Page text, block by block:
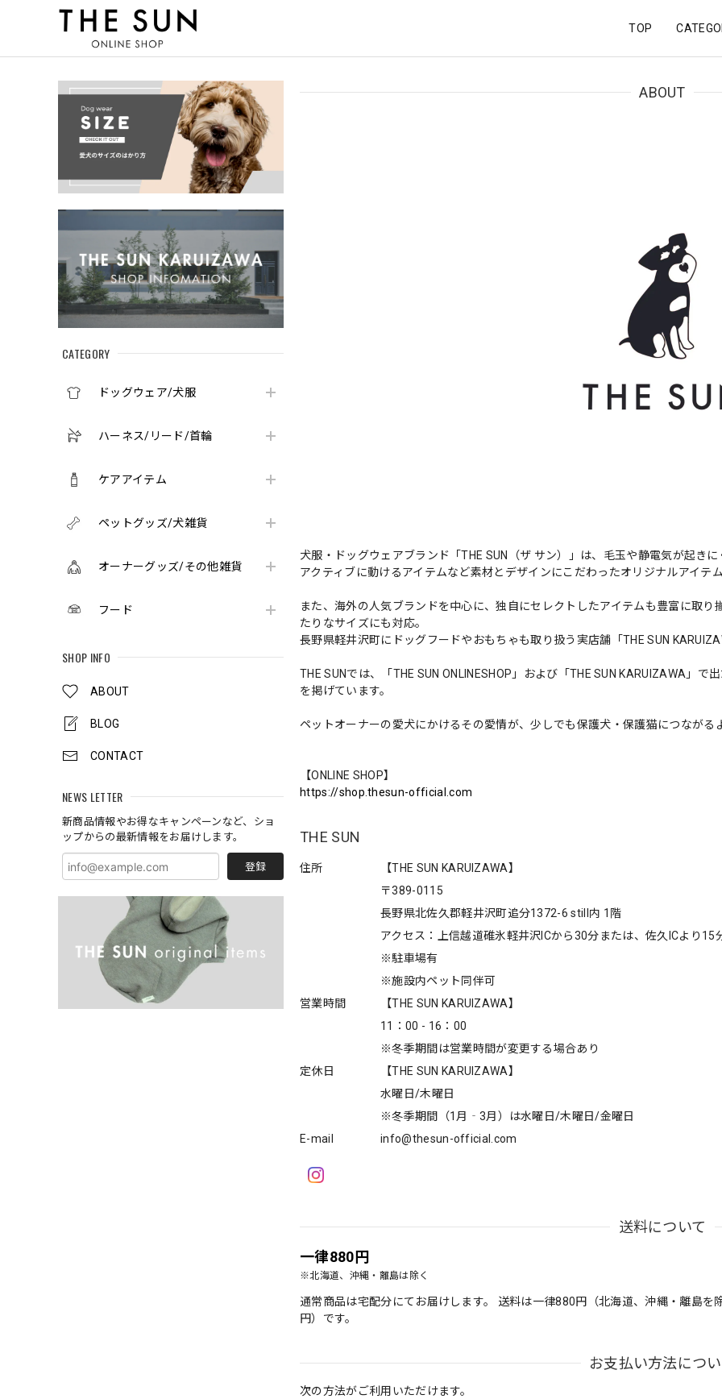
TOP
CATEGORY
ドッグウェア/犬服
ハーネス/リード/首輪
ケアアイテム
ペットグッズ/犬雑貨
オーナーグッズ/その他雑貨
フード
SHOP INFO
ABOUT
BLOG
CONTACT
NEWS LETTER
新商品情報やお得なキャンペーンなど、ショ
ップからの最新情報をお届けします。
登録
ABOUT
犬服・ドッグウェアブランド「THE SUN（ザ サン）」は、毛玉や静電気が起き
アクティブに動けるアイテムなど素材とデザインにこだわったオリジナルアイテ
また、海外の人気ブランドを中心に、独自にセレクトしたアイテムも豊富に取
たりなサイズにも対応。
長野県軽井沢町にドッグフードやおもちゃも取り扱う実店舗「THE SUN
THE SUNでは、「THE SUN ONLINESHOP」および「THE SUN KARUIZAWA」
を掲げています。
ペットオーナーの愛犬にかけるその愛情が、少しでも保護犬・保護猫につながる
【ONLINE SHOP】
https://shop.thesun-official.com
THE SUN
住所
【THE SUN KARUIZAWA】
〒389-0115
長野県北佐久郡軽井沢町追分1372-6 still内 1階
アクセス：上信越道碓氷軽井沢ICから30分または、佐久ICより15
※駐車場有
※施設内ペット同伴可
営業時間
【THE SUN KARUIZAWA】
11：00 - 16：00
※冬季期間は営業時間が変更する場合あり
定休日
【THE SUN KARUIZAWA】
水曜日/木曜日
※冬季期間（1月‐3月）は水曜日/木曜日/金曜日
E-mail
info@thesun-official.com
送料について
一律880円
※北海道、沖縄・離島は除く
通常商品は宅配分にてお届けします。 送料は一律880円（北海道、沖縄・離島
円）です。
お支払い方法につ
次の方法がご利用いただけます。